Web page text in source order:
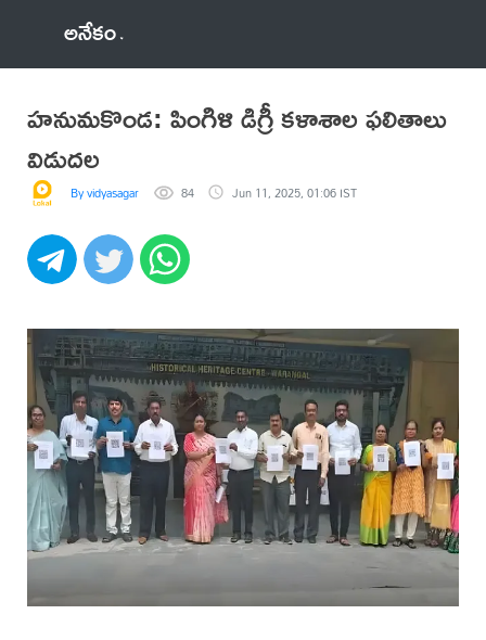
అనేకం
హనుమకొండ: పింగిళి డిగ్రీ కళాశాల ఫలితాలు
విడుదల
By vidyasagar 84 Jun 11, 2025, 01:06 IST